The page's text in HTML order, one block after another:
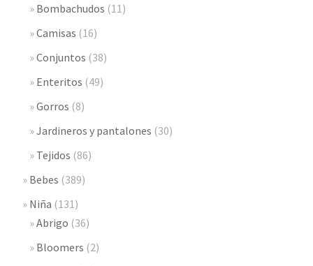
Bombachudos (11)
Camisas (16)
Conjuntos (38)
Enteritos (49)
Gorros (8)
Jardineros y pantalones (30)
Tejidos (86)
Bebes (389)
Niña (131)
Abrigo (36)
Bloomers (2)